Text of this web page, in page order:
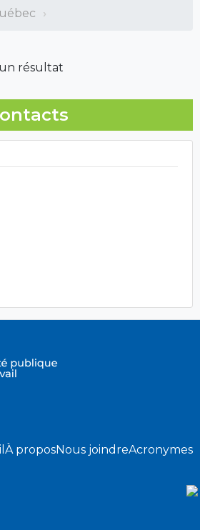
résultat
À proposNous joindreAcronymes